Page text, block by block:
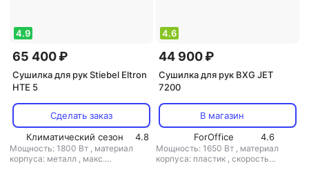
4.9
65 400 ₽
Сушилка для рук Stiebel Eltron
HTE 5
Сделать заказ
Климатический сезон
4.8
Мощность: 1800 Вт , материал
корпуса: металл , макс.
4.6
44 900 ₽
Сушилка для рук BXG JET
7200
В магазин
ForOffice
4.6
Мощность: 1650 Вт , материал
корпуса: пластик , скорость